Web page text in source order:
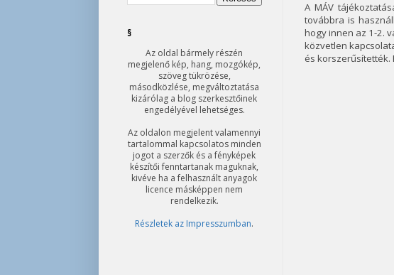
A MÁV
továbbra is
hogy innen az 1-2.
közvetlen
és korszerűsítették.
§
Az oldal bármely részén
megjelenő kép, hang, mozgókép,
szöveg tükrözése,
másodközlése, megváltoztatása
kizárólag a blog szerkesztőinek
engedélyével lehetséges.
Az oldalon megjelent valamennyi
tartalommal kapcsolatos minden
jogot a szerzők és a fényképek
készítői fenntartanak maguknak,
kivéve ha a felhasznált anyagok
licence másképpen nem
rendelkezik.
Részletek az Impresszumban.